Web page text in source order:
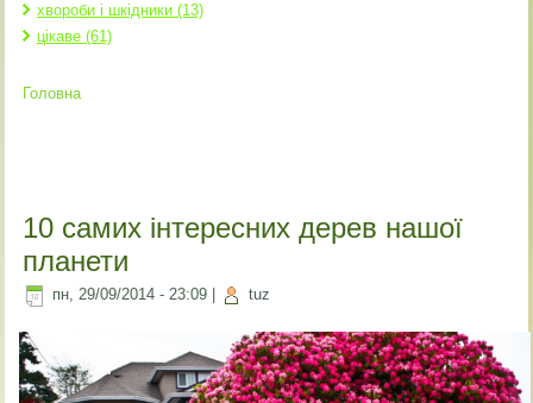
хвороби і шкідники (13)
цікаве (61)
Ви є тут
Головна
10 самих інтересних дерев нашої
планети
пн, 29/09/2014 - 23:09 tuz